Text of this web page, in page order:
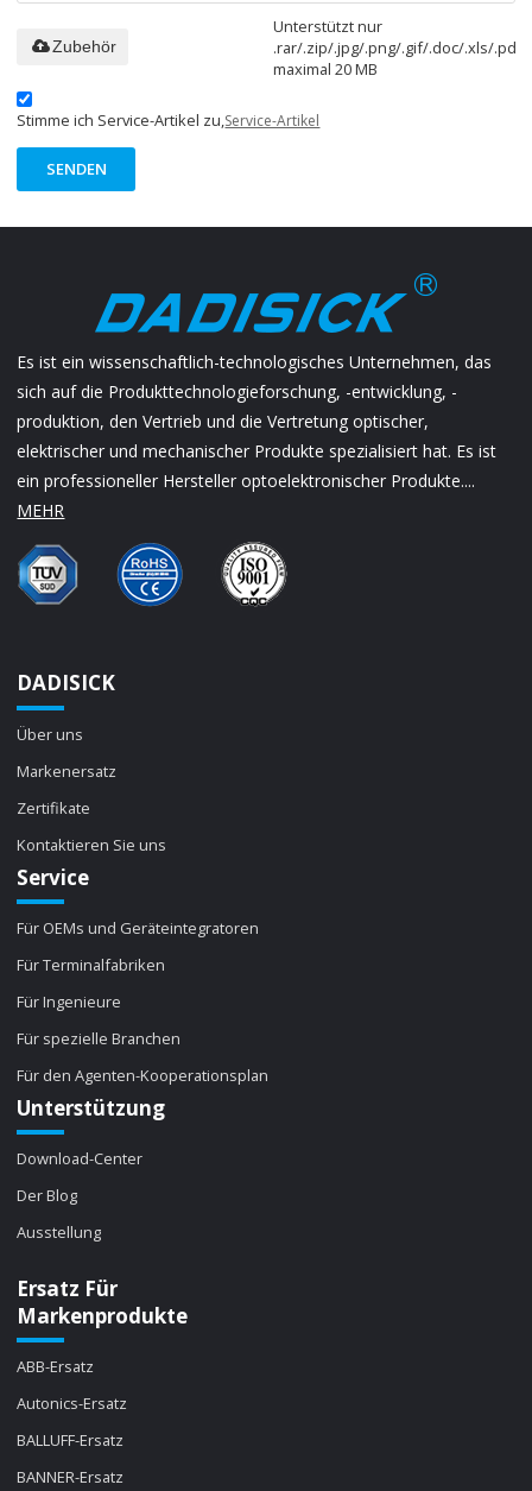
Unterstützt nur
.rar/.zip/.jpg/.png/.gif/.doc/.xls/.pdf,
maximal 20 MB
Zubehör
Stimme ich Service-Artikel zu,Service-Artikel
SENDEN
Es ist ein wissenschaftlich-technologisches Unternehmen, das
sich auf die Produkttechnologieforschung, -entwicklung, -
produktion, den Vertrieb und die Vertretung optischer,
elektrischer und mechanischer Produkte spezialisiert hat. Es ist
ein professioneller Hersteller optoelektronischer Produkte....
MEHR
DADISICK
Über uns
Markenersatz
Zertifikate
Kontaktieren Sie uns
Service
Für OEMs und Geräteintegratoren
Für Terminalfabriken
Für Ingenieure
Für spezielle Branchen
Für den Agenten-Kooperationsplan
Unterstützung
Download-Center
Der Blog
Ausstellung
Ersatz Für
Markenprodukte
ABB-Ersatz
Autonics-Ersatz
BALLUFF-Ersatz
BANNER-Ersatz